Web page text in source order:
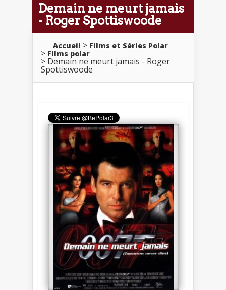
Demain ne meurt jamais
- Roger Spottiswoode
Accueil
Films et Séries Polar
Films polar
Demain ne meurt jamais - Roger
Spottiswoode